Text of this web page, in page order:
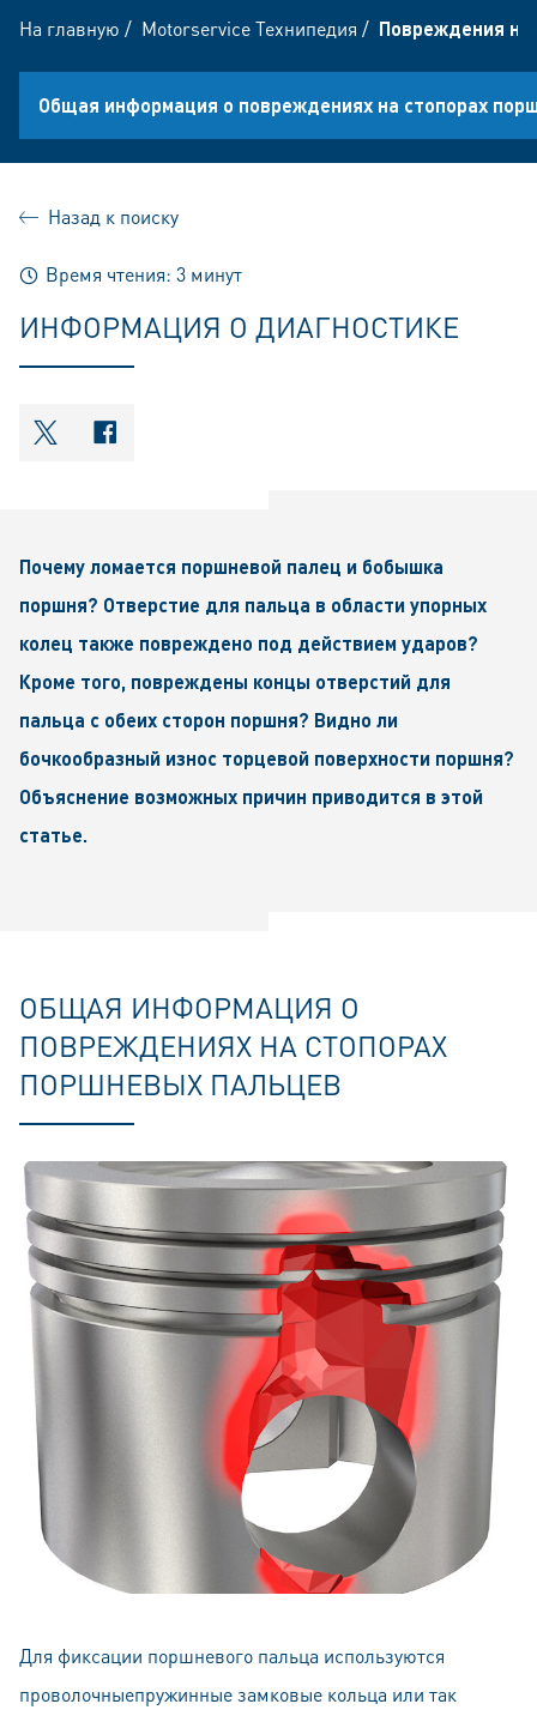
На главную / Motorservice Технипедия / Повреждения на
Общая информация о повреждениях на стопорах
Назад к поиску
Время чтения: 3 минут
ИНФОРМАЦИЯ О ДИАГНОСТИКЕ
shareOntwitter
shareOnfacebook
Почему ломается поршневой палец и бобышка
поршня? Отверстие для пальца в области упорных
колец также повреждено под действием ударов?
Кроме того, повреждены концы отверстий для
пальца с обеих сторон поршня? Видно ли
бочкообразный износ торцевой поверхности поршня?
Объяснение возможных причин приводится в этой
статье.
ОБЩАЯ ИНФОРМАЦИЯ О
ПОВРЕЖДЕНИЯХ НА СТОПОРАХ
ПОРШНЕВЫХ ПАЛЬЦЕВ
Для фиксации поршневого пальца используются
проволочныепружинные замковые кольца или так